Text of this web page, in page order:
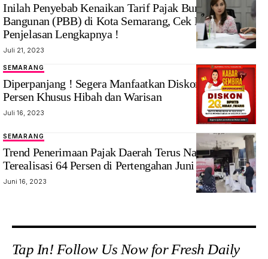
Inilah Penyebab Kenaikan Tarif Pajak Bumi dan
Bangunan (PBB) di Kota Semarang, Cek Disini
Penjelasan Lengkapnya !
Juli 21, 2023
SEMARANG
Diperpanjang ! Segera Manfaatkan Diskon BPHTB 20
Persen Khusus Hibah dan Warisan
Juli 16, 2023
SEMARANG
Trend Penerimaan Pajak Daerah Terus Naik : PBB
Terealisasi 64 Persen di Pertengahan Juni 2023
Juni 16, 2023
Tap In! Follow Us Now for Fresh Daily